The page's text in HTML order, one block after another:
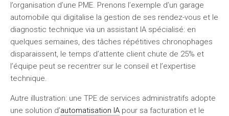
l’organisation d’une PME. Prenons l’exemple d’un garage
automobile qui digitalise la gestion de ses rendez-vous et le
diagnostic technique via un assistant IA spécialisé: en
quelques semaines, des tâches répétitives chronophages
disparaissent, le temps d’attente client chute de 25% et
l’équipe peut se recentrer sur le conseil et l’expertise
technique.
Autre illustration: une TPE de services administratifs adopte
une solution d’automatisation IA pour sa facturation et le